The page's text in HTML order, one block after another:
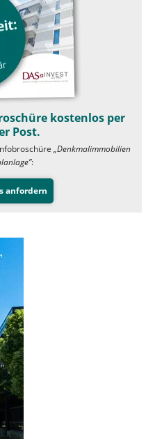
kostenlos per
Post.
„Denkmalimmobilien
:
anfordern